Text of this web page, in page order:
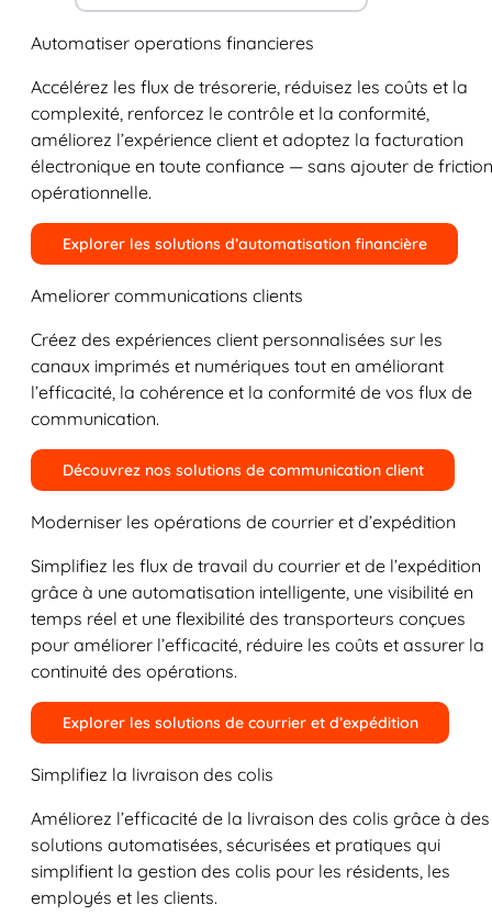
Automatiser operations financieres
Accélérez les flux de trésorerie, réduisez les coûts et la
complexité, renforcez le contrôle et la conformité,
améliorez l’expérience client et adoptez la facturation
électronique en toute confiance — sans ajouter de friction
opérationnelle.
Explorer les solutions d’automatisation financière
Ameliorer communications clients
Créez des expériences client personnalisées sur les
canaux imprimés et numériques tout en améliorant
l’efficacité, la cohérence et la conformité de vos flux de
communication.
Découvrez nos solutions de communication client
Moderniser les opérations de courrier et d’expédition
Simplifiez les flux de travail du courrier et de l’expédition
grâce à une automatisation intelligente, une visibilité en
temps réel et une flexibilité des transporteurs conçues
pour améliorer l’efficacité, réduire les coûts et assurer la
continuité des opérations.
Explorer les solutions de courrier et d’expédition
Simplifiez la livraison des colis
Améliorez l’efficacité de la livraison des colis grâce à des
solutions automatisées, sécurisées et pratiques qui
simplifient la gestion des colis pour les résidents, les
employés et les clients.